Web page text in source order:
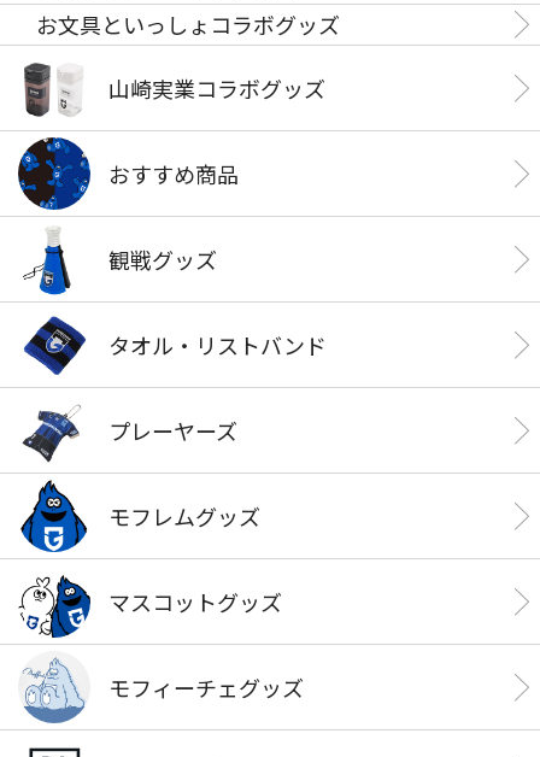
お文具といっしょコラボグッズ
山崎実業コラボグッズ
おすすめ商品
観戦グッズ
タオル・リストバンド
プレーヤーズ
モフレムグッズ
マスコットグッズ
モフィーチェグッズ